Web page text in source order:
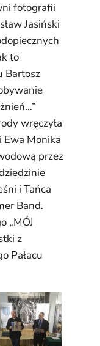
fotografii
Jasiński
to
Bartosz
wręczyła
Monika
przez
i Tańca
Band.
„MÓJ
z
Pałacu